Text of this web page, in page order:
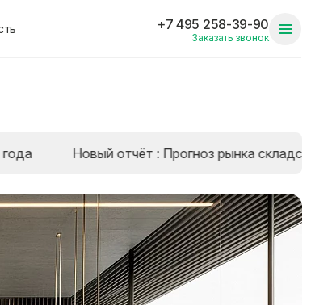
+7 495 258-39-90
Заказать звонок
Новый отчёт : Прогноз рынка складской